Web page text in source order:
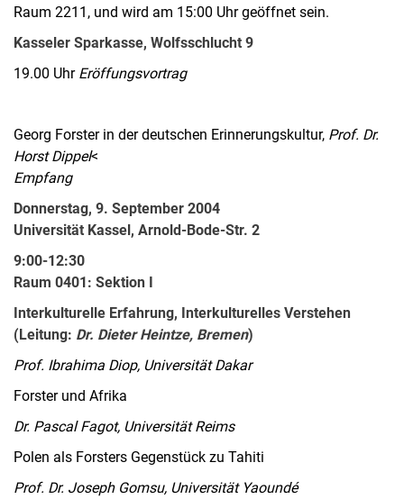
Raum 2211, und wird am 15:00 Uhr geöffnet sein.
Kasseler Sparkasse, Wolfsschlucht 9
19.00 Uhr Eröffungsvortrag
Georg Forster in der deutschen Erinnerungskultur, Prof. Dr.
Horst Dippel<
Empfang
Donnerstag, 9. September 2004
Universität Kassel, Arnold-Bode-Str. 2
9:00-12:30
Raum 0401: Sektion I
Interkulturelle Erfahrung, Interkulturelles Verstehen
(Leitung: Dr. Dieter Heintze, Bremen)
Prof. Ibrahima Diop, Universität Dakar
Forster und Afrika
Dr. Pascal Fagot, Universität Reims
Polen als Forsters Gegenstück zu Tahiti
Prof. Dr. Joseph Gomsu, Universität Yaoundé